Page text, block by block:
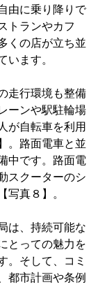
由に乗り降りで
トランやカフ
くの店が立ち並
います。
走行環境も整備
ーンや駅駐輪場
が自転車を利用
。路面電車と並
中です。路面電
スクーターのシ
写真８】。
は、持続可能な
とっての魅力を
。そして、コミ
都市計画や条例